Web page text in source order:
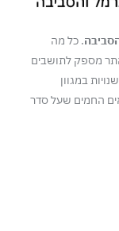
. כל מה
מספק לתושבים
במגוון
החמים שעל סדר